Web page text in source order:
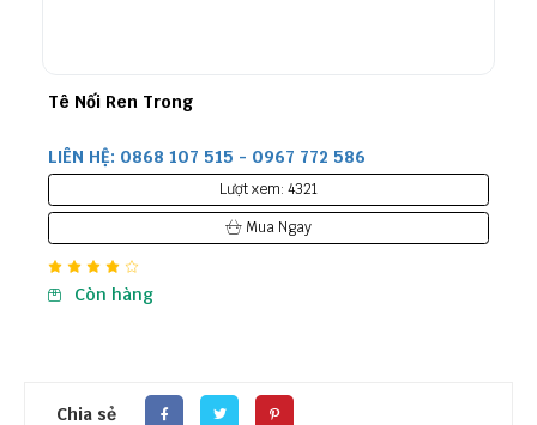
LIÊN HỆ: 0868 107 515 - 0967 772 586
Chia sẻ